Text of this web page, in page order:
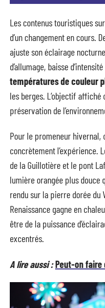
Les contenus touristiques
d’un changement en cours.
ajuste son éclairage
d’allumage, baisse
températures de couleur
les berges. L’objectif affiché
préservation de
Pour le promeneur
concrètement l’expérience.
de la Guillotière et le pont
lumière orangée plus douce
rendu sur la pierre dorée du
Renaissance gagne en
être de la puissance
excentrés.
A lire aussi :Peut-on faire